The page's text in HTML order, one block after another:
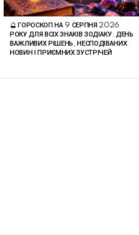
🔮 ГОРОСКОП НА 9 СЕРПНЯ 2026
РОКУ ДЛЯ ВСІХ ЗНАКІВ ЗОДІАКУ: ДЕНЬ
ВАЖЛИВИХ РІШЕНЬ, НЕСПОДІВАНИХ
НОВИН І ПРИЄМНИХ ЗУСТРІЧЕЙ